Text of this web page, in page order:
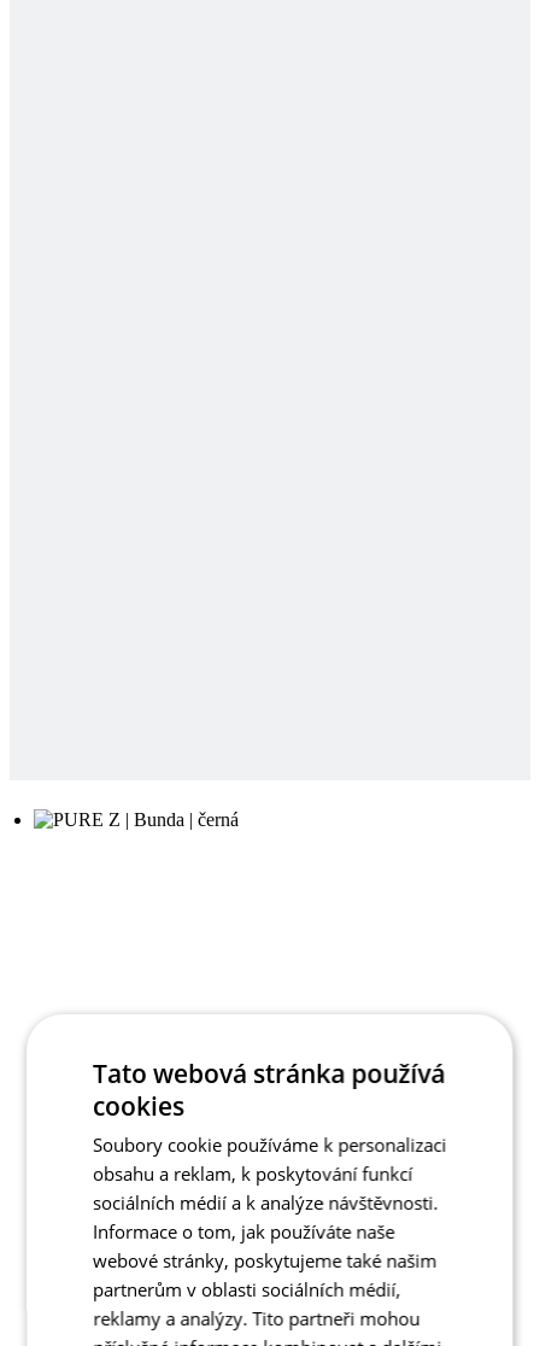
Tato webová stránka používá
cookies
Soubory cookie používáme k personalizaci
obsahu a reklam, k poskytování funkcí
sociálních médií a k analýze návštěvnosti.
Informace o tom, jak používáte naše
webové stránky, poskytujeme také našim
partnerům v oblasti sociálních médií,
reklamy a analýzy. Tito partneři mohou